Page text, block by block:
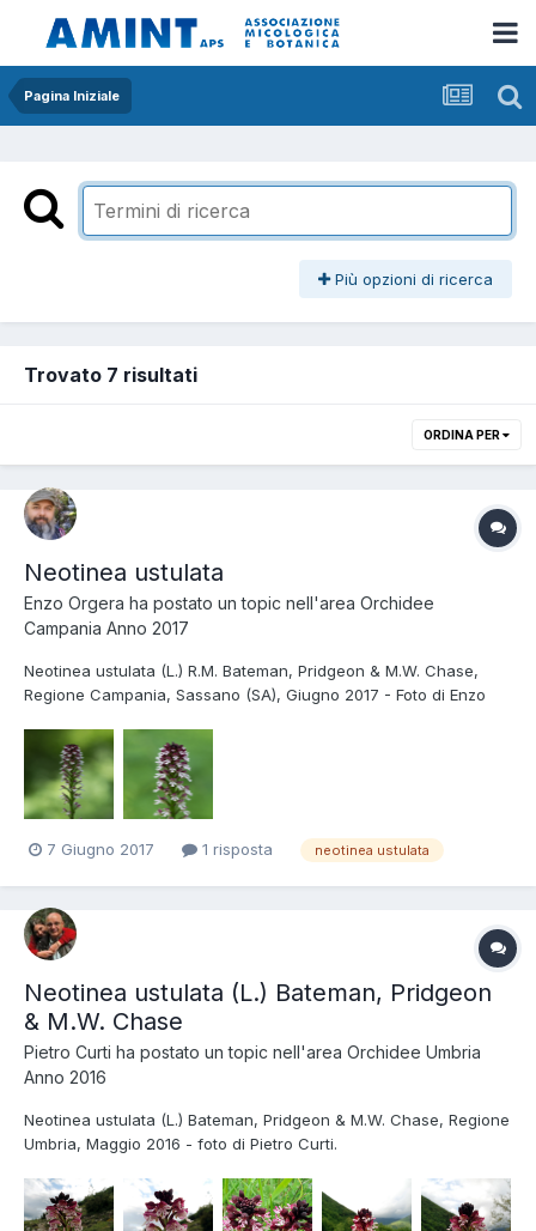
Pagina Iniziale
Più opzioni di ricerca
Trovato 7 risultati
ORDINA PER
Neotinea ustulata
Enzo Orgera ha postato un topic nell'area Orchidee
Campania Anno 2017
Neotinea ustulata (L.) R.M. Bateman, Pridgeon & M.W. Chase,
Regione Campania, Sassano (SA), Giugno 2017 - Foto di Enzo
7 Giugno 2017 1 risposta neotinea ustulata
Neotinea ustulata (L.) Bateman, Pridgeon
& M.W. Chase
Pietro Curti ha postato un topic nell'area Orchidee Umbria
Anno 2016
Neotinea ustulata (L.) Bateman, Pridgeon & M.W. Chase, Regione
Umbria, Maggio 2016 - foto di Pietro Curti.